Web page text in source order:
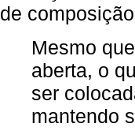
de
Mesmo
aberta, o
ser
mantendo